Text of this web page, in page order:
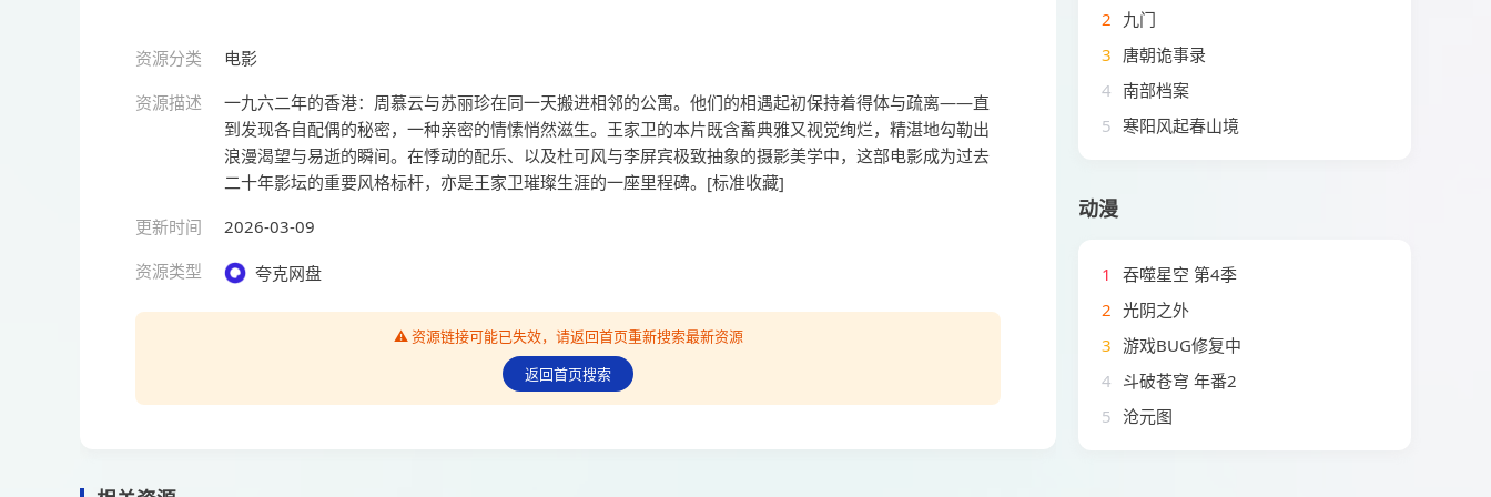
资源分类
电影
资源描述
一九六二年的香港：周慕云与苏丽珍在同一天搬进相邻的公寓。他们的相遇起初保持着得体与疏离——直
到发现各自配偶的秘密，一种亲密的情愫悄然滋生。王家卫的本片既含蓄典雅又视觉绚烂，精湛地勾勒出
浪漫渴望与易逝的瞬间。在悸动的配乐、以及杜可风与李屏宾极致抽象的摄影美学中，这部电影成为过去
二十年影坛的重要风格标杆，亦是王家卫璀璨生涯的一座里程碑。[标准收藏]
更新时间
2026-03-09
资源类型
夸克网盘
⚠️ 资源链接可能已失效，请返回首页重新搜索最新资源
返回首页搜索
2 九门
3 唐朝诡事录
4 南部档案
5 寒阳风起春山境
动漫
1
吞噬星空 第4季
2 光阴之外
3 游戏BUG修复中
4 斗破苍穹 年番2
5 沧元图